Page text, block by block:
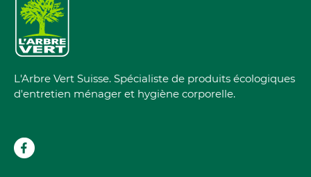
L'Arbre Vert Suisse. Spécialiste de produits écologiques
d'entretien ménager et hygiène corporelle.